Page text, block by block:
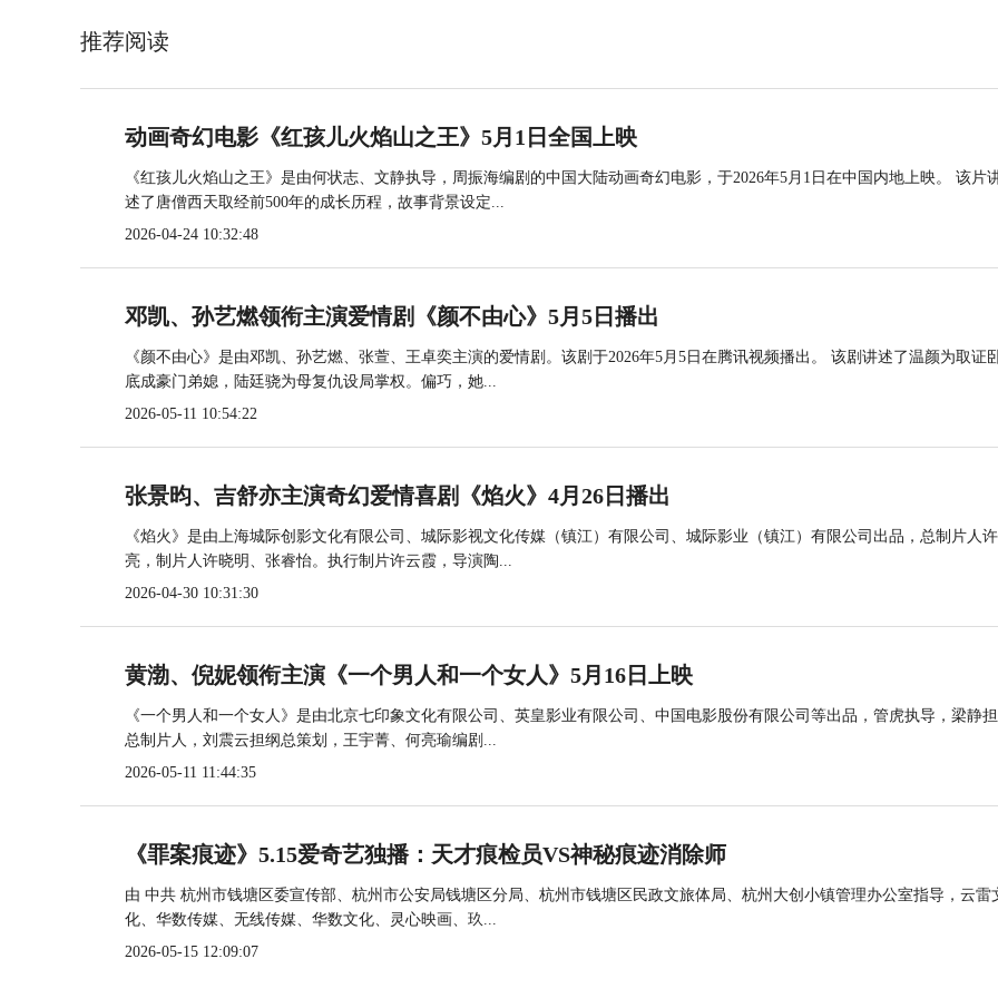
推荐阅读
动画奇幻电影《红孩儿火焰山之王》5月1日全国上映
《红孩儿火焰山之王》是由何状志、文静执导，周振海编剧的中国大陆动画奇幻电影，于2026年5月1日在中国内地上映。 该片
述了唐僧西天取经前500年的成长历程，故事背景设定...
2026-04-24 10:32:48
邓凯、孙艺燃领衔主演爱情剧《颜不由心》5月5日播出
《颜不由心》是由邓凯、孙艺燃、张萱、王卓奕主演的爱情剧。该剧于2026年5月5日在腾讯视频播出。 该剧讲述了温颜为取证
底成豪门弟媳，陆廷骁为母复仇设局掌权。偏巧，她...
2026-05-11 10:54:22
张景昀、吉舒亦主演奇幻爱情喜剧《焰火》4月26日播出
《焰火》是由上海城际创影文化有限公司、城际影视文化传媒（镇江）有限公司、城际影业（镇江）有限公司出品，总制片人许
亮，制片人许晓明、张睿怡。执行制片许云霞，导演陶...
2026-04-30 10:31:30
黄渤、倪妮领衔主演《一个男人和一个女人》5月16日上映
《一个男人和一个女人》是由北京七印象文化有限公司、英皇影业有限公司、中国电影股份有限公司等出品，管虎执导，梁静
总制片人，刘震云担纲总策划，王宇菁、何亮瑜编剧...
2026-05-11 11:44:35
《罪案痕迹》5.15爱奇艺独播：天才痕检员VS神秘痕迹消除师
由 中共 杭州市钱塘区委宣传部、杭州市公安局钱塘区分局、杭州市钱塘区民政文旅体局、杭州大创小镇管理办公室指导，云雷
化、华数传媒、无线传媒、华数文化、灵心映画、玖...
2026-05-15 12:09:07